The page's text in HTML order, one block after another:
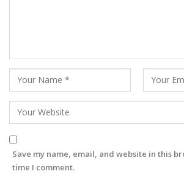
Save my name, email, and website in this
time I comment.